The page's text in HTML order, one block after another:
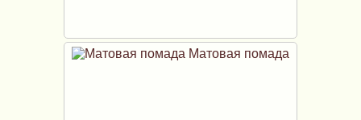
Матовая помада